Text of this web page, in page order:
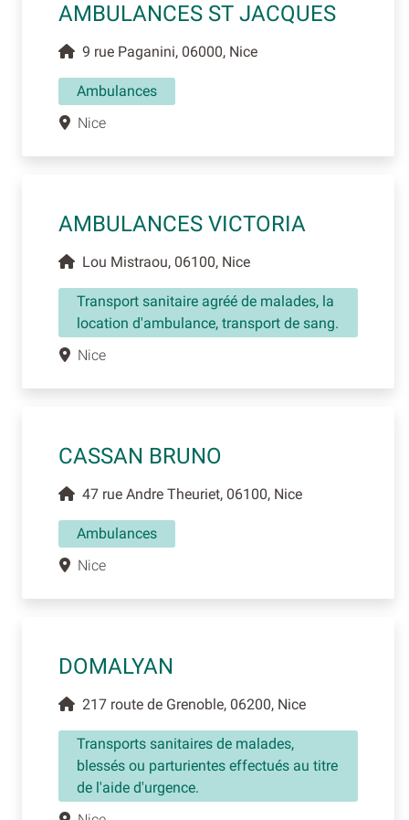
AMBULANCES ST JACQUES
9 rue Paganini, 06000, Nice
Ambulances
Nice
AMBULANCES VICTORIA
Lou Mistraou, 06100, Nice
Transport sanitaire agréé de malades, la
location d'ambulance, transport de sang.
Nice
CASSAN BRUNO
47 rue Andre Theuriet, 06100, Nice
Ambulances
Nice
DOMALYAN
217 route de Grenoble, 06200, Nice
Transports sanitaires de malades,
blessés ou parturientes effectués au titre
de l'aide d'urgence.